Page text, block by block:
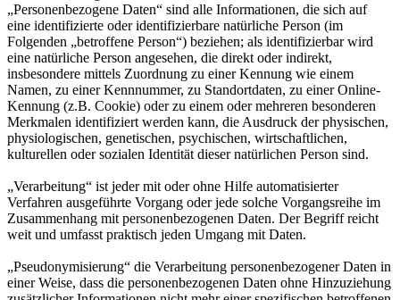
„Personenbezogene Daten“ sind alle Informationen, die sich auf
eine identifizierte oder identifizierbare natürliche Person (im
Folgenden „betroffene Person“) beziehen; als identifizierbar wird
eine natürliche Person angesehen, die direkt oder indirekt,
insbesondere mittels Zuordnung zu einer Kennung wie einem
Namen, zu einer Kennnummer, zu Standortdaten, zu einer Online-
Kennung (z.B. Cookie) oder zu einem oder mehreren besonderen
Merkmalen identifiziert werden kann, die Ausdruck der physischen,
physiologischen, genetischen, psychischen, wirtschaftlichen,
kulturellen oder sozialen Identität dieser natürlichen Person sind.
„Verarbeitung“ ist jeder mit oder ohne Hilfe automatisierter
Verfahren ausgeführte Vorgang oder jede solche Vorgangsreihe im
Zusammenhang mit personenbezogenen Daten. Der Begriff reicht
weit und umfasst praktisch jeden Umgang mit Daten.
„Pseudonymisierung“ die Verarbeitung personenbezogener Daten in
einer Weise, dass die personenbezogenen Daten ohne Hinzuziehung